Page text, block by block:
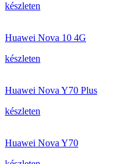
készleten
Huawei Nova 10 4G
készleten
Huawei Nova Y70 Plus
készleten
Huawei Nova Y70